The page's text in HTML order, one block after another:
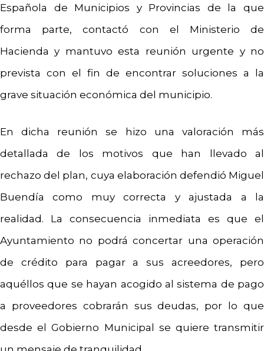
Española de Municipios y Provincias de la que
forma parte, contactó con el Ministerio de
Hacienda y mantuvo esta reunión urgente y no
prevista con el fin de encontrar soluciones a la
grave situación económica del municipio.
En dicha reunión se hizo una valoración más
detallada de los motivos que han llevado al
rechazo del plan, cuya elaboración defendió Miguel
Buendía como muy correcta y ajustada a la
realidad. La consecuencia inmediata es que el
Ayuntamiento no podrá concertar una operación
de crédito para pagar a sus acreedores, pero
aquéllos que se hayan acogido al sistema de pago
a proveedores cobrarán sus deudas, por lo que
desde el Gobierno Municipal se quiere transmitir